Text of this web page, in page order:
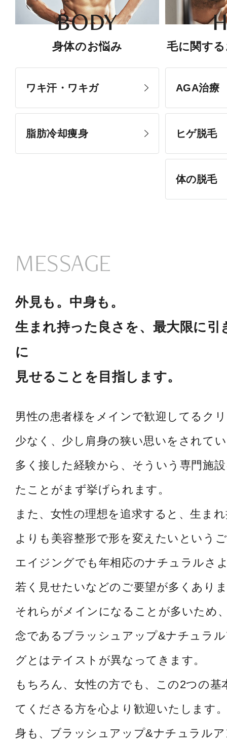
BODY
身体のお悩み
ワキ汗・ワキガ
脂肪冷却痩身
毛に関す
AGA治療
ヒゲ脱毛
体の脱毛
MESSAGE
外見も。中身も。
生まれ持った良さを、最大限に引
に
見せることを目指します。
男性の患者様をメインで歓迎してるク
少なく、少し肩身の狭い思いをされて
多く接した経験から、そういう専門施
たことがまず挙げられます。
また、女性の理想を追求すると、生ま
よりも美容整形で形を変えたいという
エイジングでも年相応のナチュラルさ
若く見せたいなどのご要望が多くあり
それらがメインになることが多いため
念であるブラッシュアップ&ナチュラ
グとはテイストが異なってきます。
もちろん、女性の方でも、この2つの基
てくださる方を心より歓迎いたします
身も、ブラッシュアップ&ナチュラル